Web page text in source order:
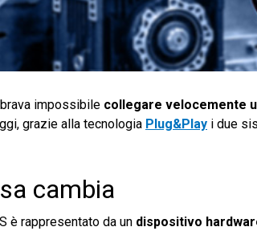
impossibile collegare velocemente
grazie alla tecnologia Plug&Play i due
cambia
è rappresentato da un dispositivo